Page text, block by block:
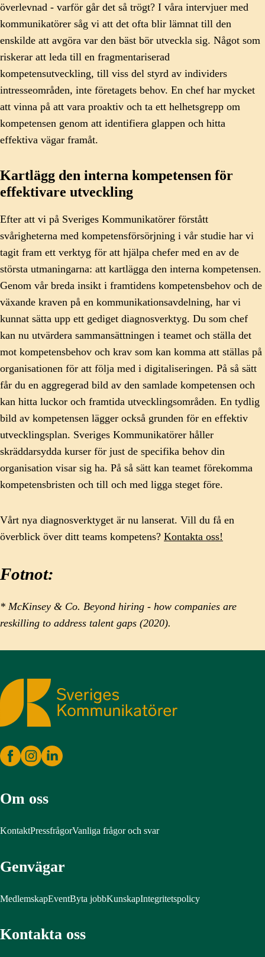
överlevnad - varför går det så trögt? I våra intervjuer med
kommunikatörer såg vi att det ofta blir lämnat till den
enskilde att avgöra var den bäst bör utveckla sig. Något som
riskerar att leda till en fragmentariserad
kompetensutveckling, till viss del styrd av individers
intresseområden, inte företagets behov. En chef har mycket
att vinna på att vara proaktiv och ta ett helhetsgrepp om
kompetensen genom att identifiera glappen och hitta
effektiva vägar framåt.
Kartlägg den interna kompetensen för
effektivare utveckling
Efter att vi på Sveriges Kommunikatörer förstått
svårigheterna med kompetensförsörjning i vår studie har vi
tagit fram ett verktyg för att hjälpa chefer med en av de
största utmaningarna: att kartlägga den interna kompetensen.
Genom vår breda insikt i framtidens kompetensbehov och de
växande kraven på en kommunikationsavdelning, har vi
kunnat sätta upp ett gediget diagnosverktyg. Du som chef
kan nu utvärdera sammansättningen i teamet och ställa det
mot kompetensbehov och krav som kan komma att ställas på
organisationen för att följa med i digitaliseringen. På så sätt
får du en aggregerad bild av den samlade kompetensen och
kan hitta luckor och framtida utvecklingsområden. En tydlig
bild av kompetensen lägger också grunden för en effektiv
utvecklingsplan. Sveriges Kommunikatörer håller
skräddarsydda kurser för just de specifika behov din
organisation visar sig ha. På så sätt kan teamet förekomma
kompetensbristen och till och med ligga steget före.
Vårt nya diagnosverktyget är nu lanserat. Vill du få en
överblick över ditt teams kompetens? Kontakta oss!
Fotnot:
* McKinsey & Co. Beyond hiring - how companies are
reskilling to address talent gaps (2020).
Sveriges Kommunikatörer
Om oss
KontaktPressfrågorVanliga frågor och svar
Genvägar
MedlemskapEventByta jobbKunskapIntegritetspolicy
Kontakta oss